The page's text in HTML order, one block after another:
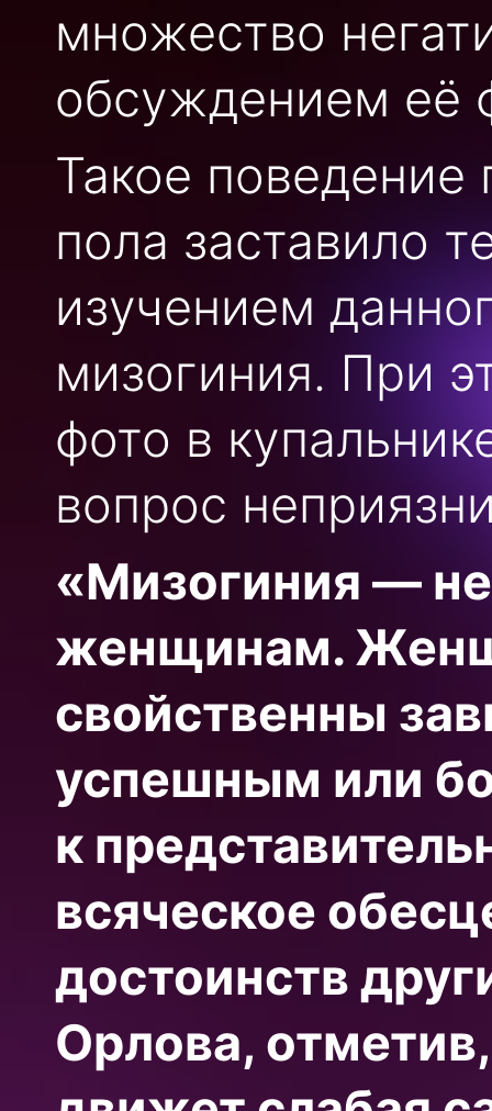
множество
обсуждением её
Такое поведение
пола заставило
изучением
мизогиния. При
фото в
вопрос
«Мизогиния —
женщинам.
свойственны
успешным или
к
всяческое
достоинств
Орлова,